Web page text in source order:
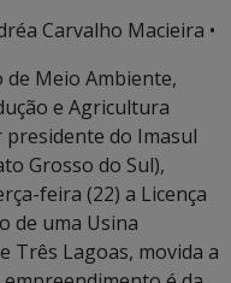
Carvalho Macieira •
de Meio Ambiente,
e Agricultura
presidente do Imasul
Grosso do Sul),
feira (22) a Licença
de uma Usina
Três Lagoas, movida a